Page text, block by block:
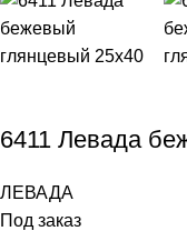
6411 Левада
ЛЕВАДА
Под заказ